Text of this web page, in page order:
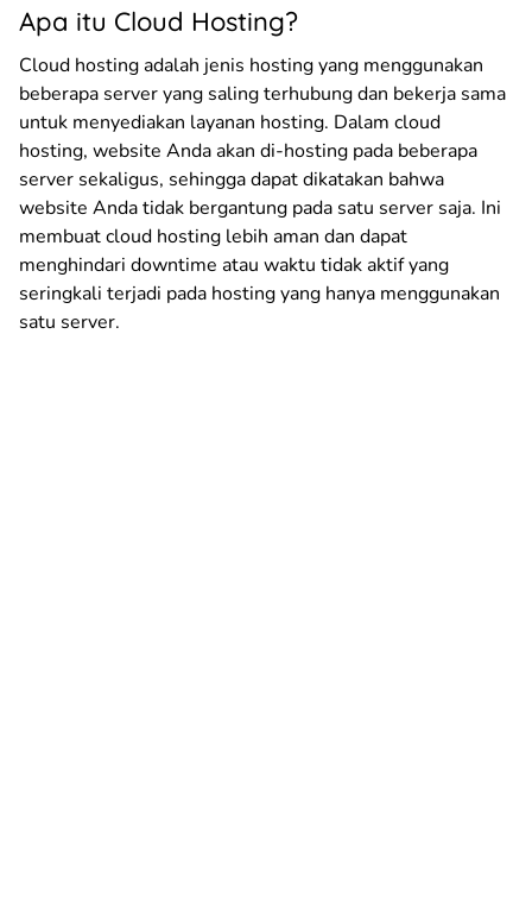
Apa itu Cloud Hosting?
Cloud hosting adalah jenis hosting yang menggunakan
beberapa server yang saling terhubung dan bekerja sama
untuk menyediakan layanan hosting. Dalam cloud
hosting, website Anda akan di-hosting pada beberapa
server sekaligus, sehingga dapat dikatakan bahwa
website Anda tidak bergantung pada satu server saja. Ini
membuat cloud hosting lebih aman dan dapat
menghindari downtime atau waktu tidak aktif yang
seringkali terjadi pada hosting yang hanya menggunakan
satu server.